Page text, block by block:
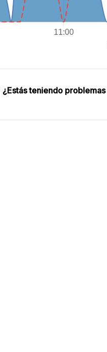
¿Estás teniendo